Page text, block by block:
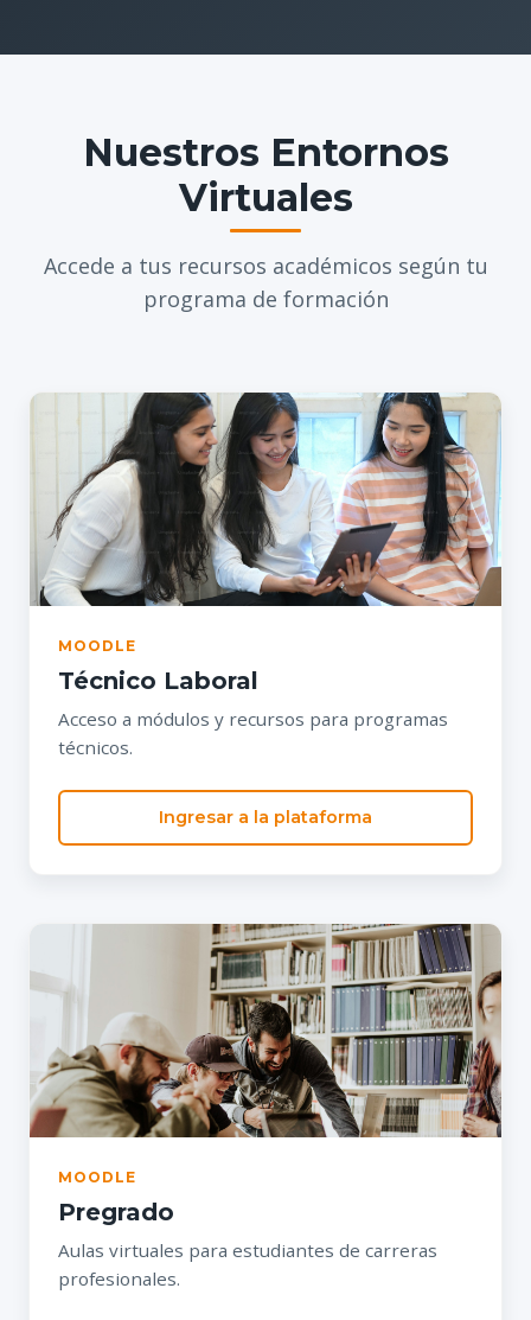
Nuestros Entornos
Virtuales
Accede a tus recursos académicos según tu
programa de formación
MOODLE
Técnico Laboral
Acceso a módulos y recursos para programas
técnicos.
Ingresar a la plataforma
MOODLE
Pregrado
Aulas virtuales para estudiantes de carreras
profesionales.